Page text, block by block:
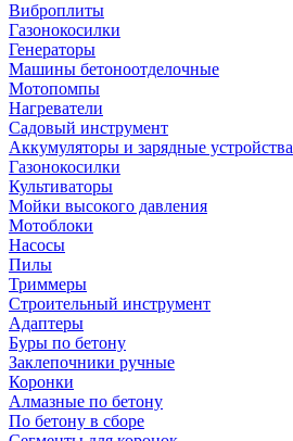
Виброплиты
Газонокосилки
Генераторы
Машины бетоноотделочные
Мотопомпы
Нагреватели
Садовый инструмент
Аккумуляторы и зарядные устройства
Газонокосилки
Культиваторы
Мойки высокого давления
Мотоблоки
Насосы
Пилы
Триммеры
Строительный инструмент
Адаптеры
Буры по бетону
Заклепочники ручные
Коронки
Алмазные по бетону
По бетону в сборе